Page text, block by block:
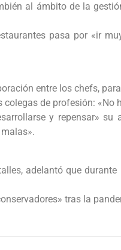
al ámbito de la
pasa por «ir
entre los chefs,
de profesión:
y repensar»
adelantó que
tras la